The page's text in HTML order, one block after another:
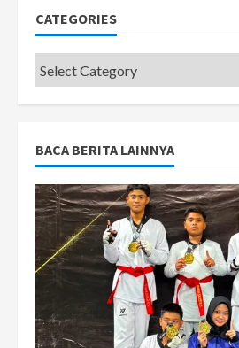
CATEGORIES
Categories
BACA BERITA LAINNYA